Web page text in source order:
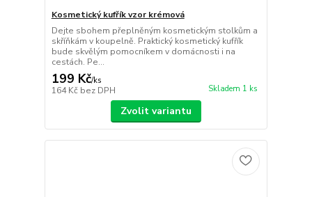
Kosmetický kufřík vzor krémová
Dejte sbohem přeplněným kosmetickým stolkům a
skříňkám v koupelně. Praktický kosmetický kufřík
bude skvělým pomocníkem v domácnosti i na
cestách. Pe...
199 Kč/ks
164 Kč bez DPH Skladem 1 ks
Zvolit variantu